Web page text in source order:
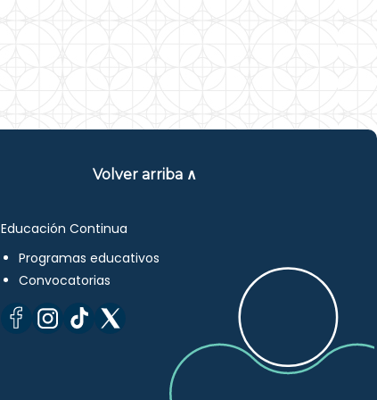
Volver arriba ∧
Educación Continua
Programas educativos
Convocatorias